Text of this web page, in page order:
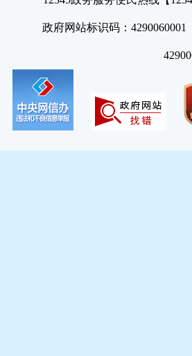
政府网站标识码：